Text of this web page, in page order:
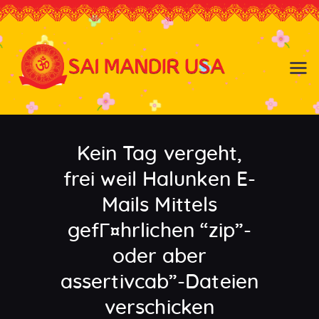
Kein Tag vergeht,
frei weil Halunken E-
Mails Mittels
gefГ¤hrlichen “zip”-
oder aber
assertivcab”-Dateien
verschicken
Baldwin NY Hicksville NY
Home
About the Temple
About
Community
Contact